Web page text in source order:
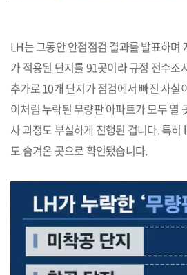
LH는 그동안 안점점검 결과를 발표하며
가 적용된 단지를 91곳이라 규정 전수조
추가로 10개 단지가 점검에서 빠진 사실
이처럼 누락된 무량판 아파트가 모두 열
사 과정도 부실하게 진행된 겁니다. 특
도 숨겨온 곳으로 확인됐습니다.